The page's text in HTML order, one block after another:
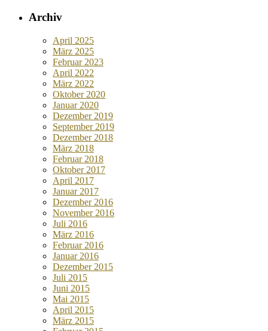
Archiv
April 2025
März 2025
Februar 2023
April 2022
März 2022
Oktober 2020
Januar 2020
Dezember 2019
September 2019
Dezember 2018
März 2018
Februar 2018
Oktober 2017
April 2017
Januar 2017
Dezember 2016
November 2016
Juli 2016
März 2016
Februar 2016
Januar 2016
Dezember 2015
Juli 2015
Juni 2015
Mai 2015
April 2015
März 2015